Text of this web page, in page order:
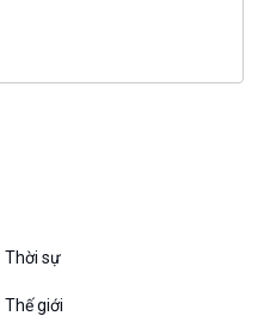
Diễn đàn chủ nhật
Thời sự
Thế giới